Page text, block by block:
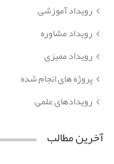
رویداد آموزشی
رویداد مشاوره
رویداد ممیزی
پروژه های انجام شده
رویدادهای علمی
آخرین مطالب